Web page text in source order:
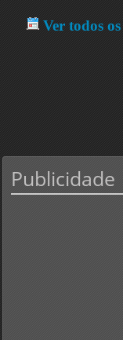
Ver todos
Publicidade